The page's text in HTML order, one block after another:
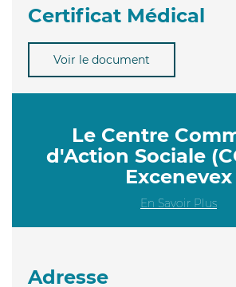
Certificat Médical
Voir le document
Le Centre
d'Action Sociale
Excenevex
En Savoir Plus
Adresse